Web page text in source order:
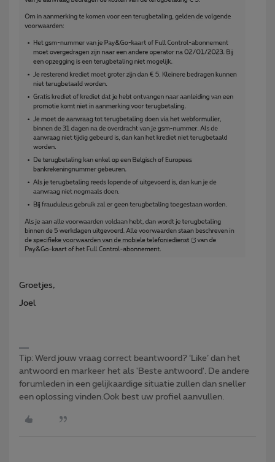
Groetjes,
Joel
Tip: Werd jouw vraag correct beantwoord? ‘Like’ dan het
antwoord en markeer het als 'Beste antwoord'. De andere
forumleden in een gelijkaardige situatie zullen dan sneller
een oplossing vinden.Ook best uw profiel aanvullen.